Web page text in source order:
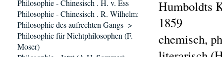
Humboldts
1859
chemisch,
Philosophie - Chinesisch . H. v. Ess
Philosophie - Chinesisch . R. Wilhelm:
Philosophie des aufrechten Gangs ->
Philosophie für Nichtphilosophen (F.
Moser)